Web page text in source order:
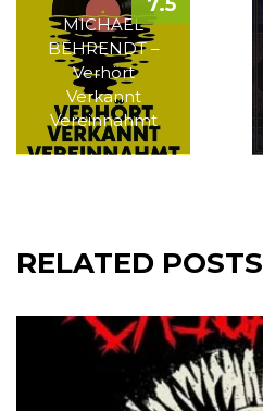
MICHAEL
BEHRENDT –
Verhört
Verkannt
Vereinnahmt
RELATED POSTS